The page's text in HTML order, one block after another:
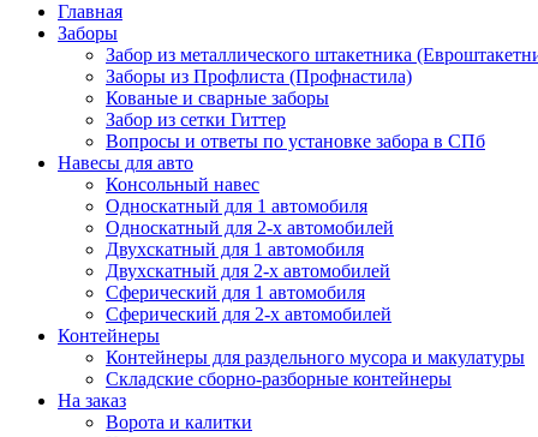
Главная
Заборы
Забор из металлического штакетника
Заборы из Профлиста (Профнастила)
Кованые и сварные заборы
Забор из сетки Гиттер
Вопросы и ответы по установке забора в СПб
Навесы для авто
Консольный навес
Односкатный для 1 автомобиля
Односкатный для 2-х автомобилей
Двухскатный для 1 автомобиля
Двухскатный для 2-х автомобилей
Сферический для 1 автомобиля
Сферический для 2-х автомобилей
Контейнеры
Контейнеры для раздельного мусора и макулатуры
Складские сборно-разборные контейнеры
На заказ
Ворота и калитки